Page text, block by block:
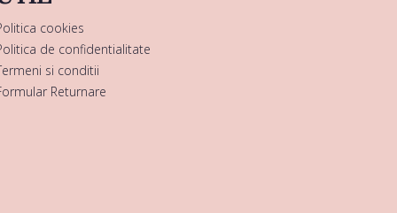
cookies
de confidentialitate
si conditii
Returnare